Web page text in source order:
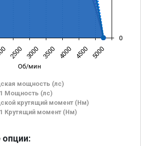
Об/мин
мощность (лс)
Мощность (лс)
крутящий момент (Нм)
Крутящий момент (Нм)
2500 3000 3500 4000 4500 5000
0